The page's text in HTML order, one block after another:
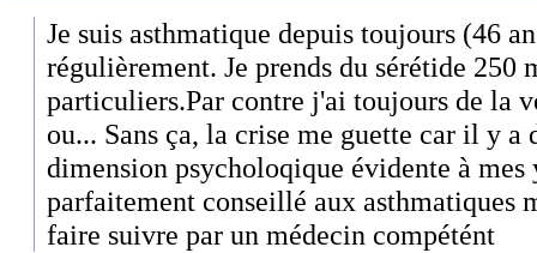
Je suis asthmatique depuis toujours (46
régulièrement. Je prends du sérétide 250
particuliers.Par contre j'ai toujours de la
ou... Sans ça, la crise me guette car il y a
dimension psycholoqique évidente à mes
parfaitement conseillé aux asthmatiques
faire suivre par un médecin compétént